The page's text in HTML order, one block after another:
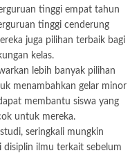
tinggi empat tahun
tinggi cenderung
juga pilihan terbaik bagi
kelas.
lebih banyak pilihan
menambahkan gelar minor
membantu siswa yang
untuk mereka.
seringkali mungkin
disiplin ilmu terkait sebelum